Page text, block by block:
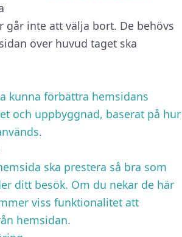
går inte att välja bort. De behövs
över huvud taget ska
kunna förbättra hemsidans
och uppbyggnad, baserat på hur
ska prestera så bra som
ditt besök. Om du nekar de här
viss funktionalitet att
hemsidan.